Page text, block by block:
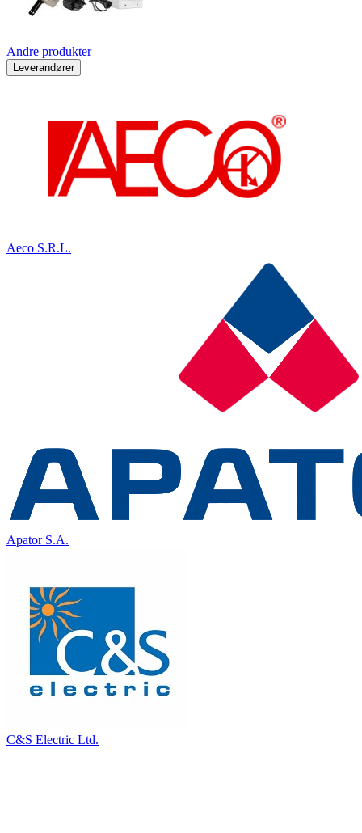
Andre produkter
Leverandører
Aeco S.R.L.
Apator S.A.
C&S Electric Ltd.